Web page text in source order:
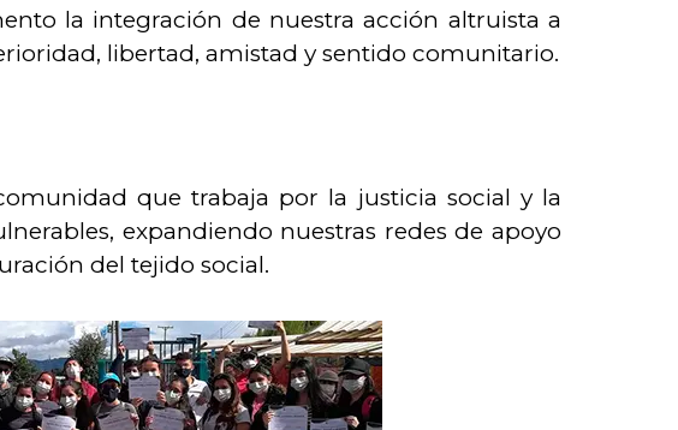
la integración de nuestra acción altruista a
libertad, amistad y sentido comunitario.
que trabaja por la justicia social y la
expandiendo nuestras redes de apoyo
del tejido social.